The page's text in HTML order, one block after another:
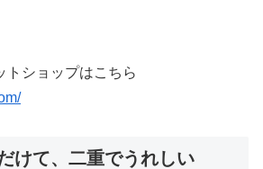
ショップはこちら
けて、二重でうれしい